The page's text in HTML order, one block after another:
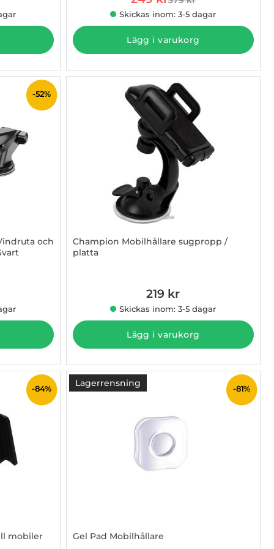
tidigare pris
Skickas inom: 3-5 dagar
Lägg i varukorg
-52%
och
Champion Mobilhållare sugpropp /
platta
219 kr
Skickas inom: 3-5 dagar
Lägg i varukorg
-84%
mobiler
Lagerrensning
-81%
Gel Pad Mobilhållare